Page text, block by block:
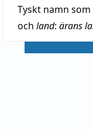
Tyskt namn
och land: ärans